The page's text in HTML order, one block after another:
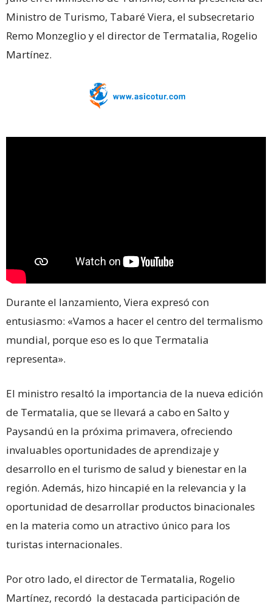
Ministro de Turismo, Tabaré Viera, el subsecretario
Remo Monzeglio y el director de Termatalia, Rogelio
Martínez.
Durante el lanzamiento, Viera expresó con
entusiasmo: «Vamos a hacer el centro del termalismo
mundial, porque eso es lo que Termatalia
representa».
El ministro resaltó la importancia de la nueva edición
de Termatalia, que se llevará a cabo en Salto y
Paysandú en la próxima primavera, ofreciendo
invaluables oportunidades de aprendizaje y
desarrollo en el turismo de salud y bienestar en la
región. Además, hizo hincapié en la relevancia y la
oportunidad de desarrollar productos binacionales
en la materia como un atractivo único para los
turistas internacionales.
Por otro lado, el director de Termatalia, Rogelio
Martínez, recordó la destacada participación de